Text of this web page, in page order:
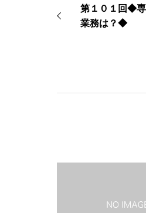
第１０１回◆
業務は？◆